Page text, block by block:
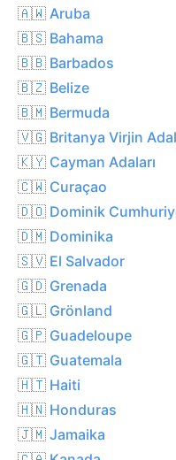
🇦🇼 Aruba
🇧🇸 Bahama
🇧🇧 Barbados
🇧🇿 Belize
🇧🇲 Bermuda
🇻🇬 Britanya Virjin
🇰🇾 Cayman Adaları
🇨🇼 Curaçao
🇩🇴 Dominik
🇩🇲 Dominika
🇸🇻 El Salvador
🇬🇩 Grenada
🇬🇱 Grönland
🇬🇵 Guadeloupe
🇬🇹 Guatemala
🇭🇹 Haiti
🇭🇳 Honduras
🇯🇲 Jamaika